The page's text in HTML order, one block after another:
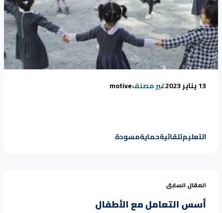
13 يناير 2023 غير مصنفmotive
التعليمتلقائيةحمايةمسودة
المقال السابق
أسس التعامل مع الأطفال